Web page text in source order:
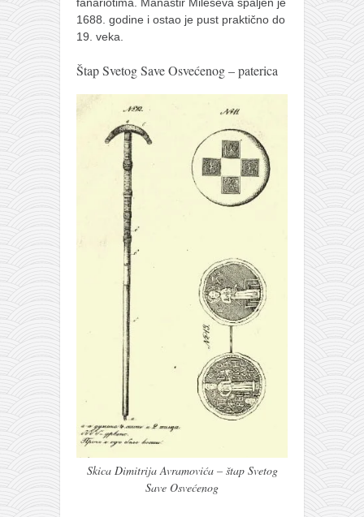
fanariotima. Manastir Mileševa spaljen je
1688. godine i ostao je pust praktično do
19. veka.
Štap Svetog Save Osvećenog – paterica
Skica Dimitrija Avramovića – štap Svetog
Save Osvećenog